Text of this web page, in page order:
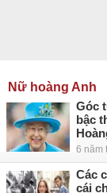
Nữ hoàng Anh
Góc
bậc
6 năm
Các
cái